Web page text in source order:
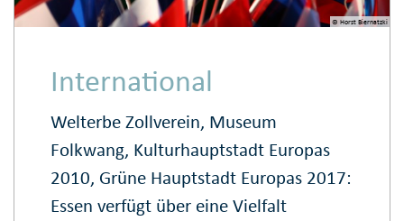
© Horst Biernatzki
International
Welterbe Zollverein, Museum
Folkwang, Kulturhauptstadt Europas
2010, Grüne Hauptstadt Europas 2017:
Essen verfügt über eine Vielfalt